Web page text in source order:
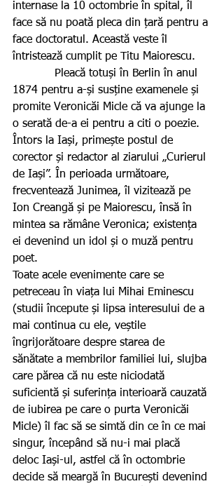
internase la 10 octombrie în spital, îl
face să nu poată pleca din țară pentru a
face doctoratul. Această veste îl
întristează cumplit pe Titu Maiorescu.
1874 pentru a-și susține examenele și
promite Veronicăi Micle că va ajunge la
o serată de-a ei pentru a citi o poezie.
Întors la Iași, primește postul de
corector și redactor al ziarului „Curierul
de Iași”. În perioada următoare,
frecventează Junimea, îl vizitează pe
Ion Creangă și pe Maiorescu, însă în
mintea sa rămâne Veronica; existența
ei devenind un idol și o muză pentru
poet.
Toate acele evenimente care se
petreceau în viața lui Mihai Eminescu
(studii începute și lipsa interesului de a
mai continua cu ele, veștile
îngrijorătoare despre starea de
sănătate a membrilor familiei lui, slujba
care părea că nu este niciodată
suficientă și suferința interioară cauzată
de iubirea pe care o purta Veronicăi
Micle) îl fac să se simtă din ce în ce mai
singur, începând să nu-i mai placă
deloc Iași-ul, astfel că în octombrie
decide să meargă în București devenind